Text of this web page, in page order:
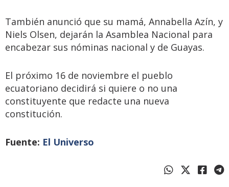
También anunció que su mamá, Annabella Azín, y
Niels Olsen, dejarán la Asamblea Nacional para
encabezar sus nóminas nacional y de Guayas.
El próximo 16 de noviembre el pueblo
ecuatoriano decidirá si quiere o no una
constituyente que redacte una nueva
constitución.
Fuente: El Universo